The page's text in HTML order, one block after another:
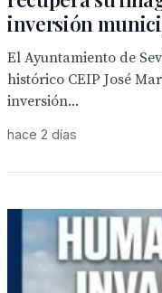
inversión
El Ayuntamiento de
histórico CEIP José
inversión...
hace 2 días